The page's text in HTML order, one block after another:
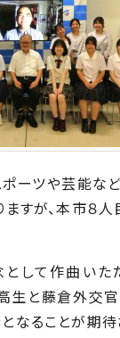
ーツや芸能な
ますが、本市８
して作曲いた
生と藤倉外交
なることが期待